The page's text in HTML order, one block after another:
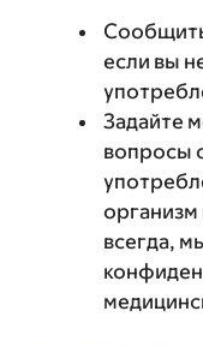
если вы
Задайте
вопросы
организм
всегда,